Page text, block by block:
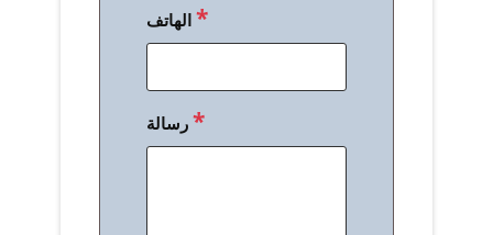
الهاتف*
رسالة*